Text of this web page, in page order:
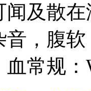
闻及散
音，腹
常规